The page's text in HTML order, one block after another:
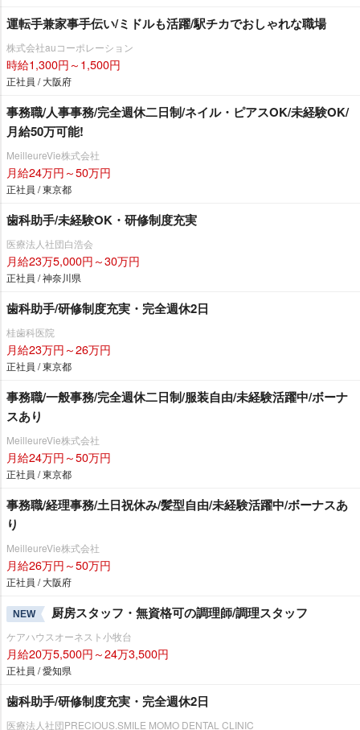
運転手兼家事手伝い/ミドルも活躍/駅チカでおしゃれな職場
株式会社auコーポレーション
時給1,300円～1,500円
正社員 / 大阪府
事務職/人事事務/完全週休二日制/ネイル・ピアスOK/未経験OK/
月給50万可能!
MeilleureVie株式会社
月給24万円～50万円
正社員 / 東京都
歯科助手/未経験OK・研修制度充実
医療法人社団白浩会
月給23万5,000円～30万円
正社員 / 神奈川県
歯科助手/研修制度充実・完全週休2日
桂歯科医院
月給23万円～26万円
正社員 / 東京都
事務職/一般事務/完全週休二日制/服装自由/未経験活躍中/ボーナ
スあり
MeilleureVie株式会社
月給24万円～50万円
正社員 / 東京都
事務職/経理事務/土日祝休み/髪型自由/未経験活躍中/ボーナスあ
り
MeilleureVie株式会社
月給26万円～50万円
正社員 / 大阪府
NEW 厨房スタッフ・無資格可の調理師/調理スタッフ
ケアハウスオーネスト小牧台
月給20万5,500円～24万3,500円
正社員 / 愛知県
歯科助手/研修制度充実・完全週休2日
医療法人社団PRECIOUS.SMILE MOMO DENTAL CLINIC